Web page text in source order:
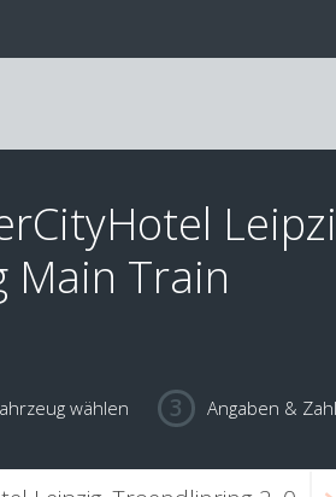
Main Train
wählen Angaben &